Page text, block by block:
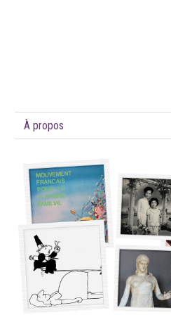
À propos